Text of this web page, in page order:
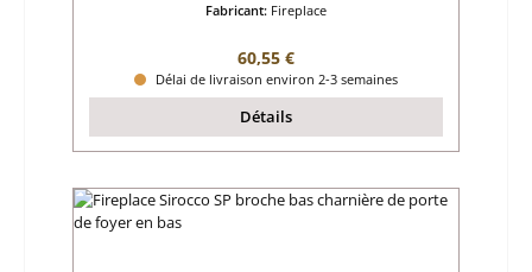
Fabricant: Fireplace
Prix régulier :
60,55 €
Délai de livraison environ 2-3 semaines
Détails